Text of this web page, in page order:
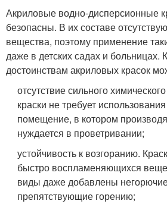
Акриловые водно-дисперсионные
безопасны. В их составе
вещества, поэтому применение
даже в детских садах и больницах.
достоинствам акриловых красок
отсутствие сильного
краски не требует
помещение, в котором
нуждается в проветривании;
устойчивость к возгоранию.
быстро воспламеняющихся
виды даже добавлены
препятствующие горению;